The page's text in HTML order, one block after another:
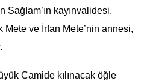
Sağlam’ın kayınvalidesi,
Mete ve İrfan Mete’nin annesi,
Camide kılınacak öğle